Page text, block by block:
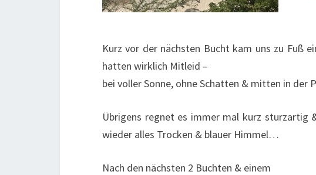
Kurz vor der nächsten Bucht kam uns zu Fuß
hatten wirklich Mitleid –
bei voller Sonne, ohne Schatten & mitten in der
Übrigens regnet es immer mal kurz
wieder alles Trocken & blauer Himmel…
Nach den nächsten 2 Buchten & einem